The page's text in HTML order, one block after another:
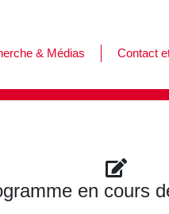
& Médias Contact
en cours